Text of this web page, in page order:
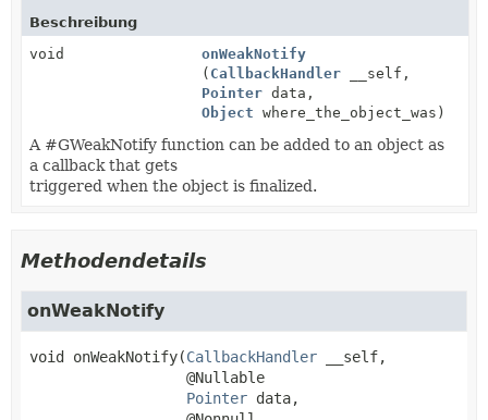
Beschreibung
void
onWeakNotify
( CallbackHandler __self,
Pointer data,
Object where_the_object_was)
A #GWeakNotify function can be added to an object as
a callback that gets
triggered when the object is finalized.
Methodendetails
onWeakNotify
void onWeakNotify(CallbackHandler __self,
@Nullable
Pointer data,